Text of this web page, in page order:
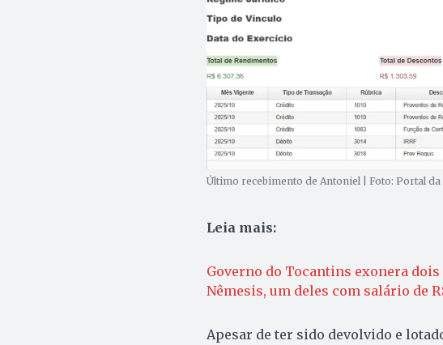
Último recebimento de Antoniel | Foto: Portal
Leia mais:
Governo do Tocantins exonera
Nêmesis, um deles com salário de
Apesar de ter sido devolvido e